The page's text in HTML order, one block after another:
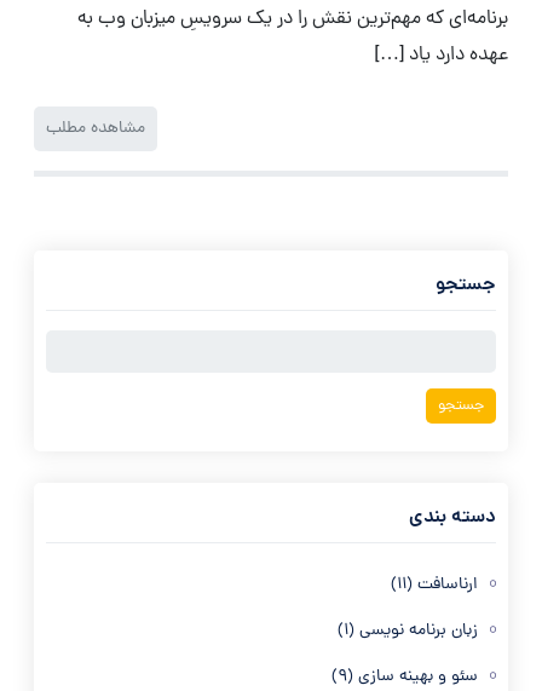
برنامه‌ای که مهم‌ترین نقش را در یک سرویسِ میزبان وب به
عهده دارد یاد […]
مشاهده مطلب
جستجو
دسته بندی
ارناسافت(11)
زبان برنامه نویسی(1)
سئو و بهینه سازی(9)